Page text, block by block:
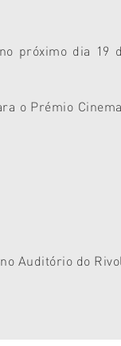
próximo dia 19
o Prémio
Auditório do